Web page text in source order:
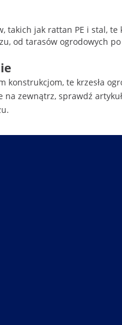
takich jak rattan PE i stal,
od tarasów ogrodowych
konstrukcjom, te krzesła
na zewnątrz, sprawdź